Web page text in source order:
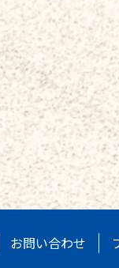
お問い合わせ